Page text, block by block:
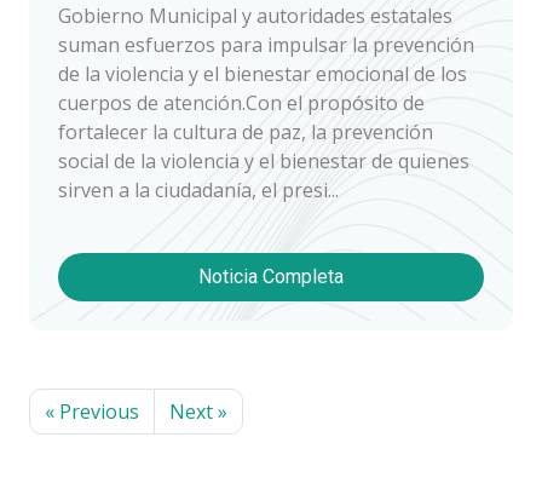
Gobierno Municipal y autoridades estatales
suman esfuerzos para impulsar la prevención
de la violencia y el bienestar emocional de los
cuerpos de atención.Con el propósito de
fortalecer la cultura de paz, la prevención
social de la violencia y el bienestar de quienes
sirven a la ciudadanía, el presi...
Noticia Completa
« Previous Next »